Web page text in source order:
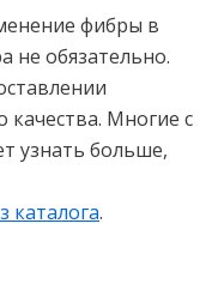
фибры в
не обязательно.
Многие с
узнать больше,
каталога.